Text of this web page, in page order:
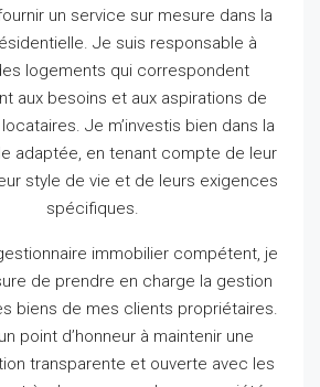
un service sur mesure dans la
Je suis responsable à
logements qui correspondent
aux besoins et aux aspirations de
Je m’investis bien dans la
adaptée, en tenant compte de leur
style de vie et de leurs exigences
spécifiques.
immobilier compétent, je
de prendre en charge la gestion
biens de mes clients propriétaires.
point d’honneur à maintenir une
transparente et ouverte avec les